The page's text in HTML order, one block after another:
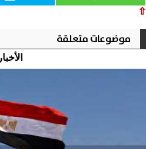
⇧
موضوعات متعلقة
الأخبار